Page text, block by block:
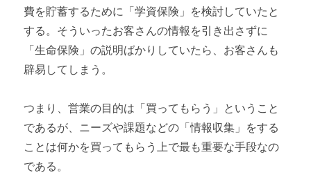
費を貯蓄するために「学資保険」を検討していたと
する。そういったお客さんの情報を引き出さずに
「生命保険」の説明ばかりしていたら、お客さんも
辟易してしまう。
つまり、営業の目的は「買ってもらう」ということ
であるが、ニーズや課題などの「情報収集」をする
ことは何かを買ってもらう上で最も重要な手段なの
である。